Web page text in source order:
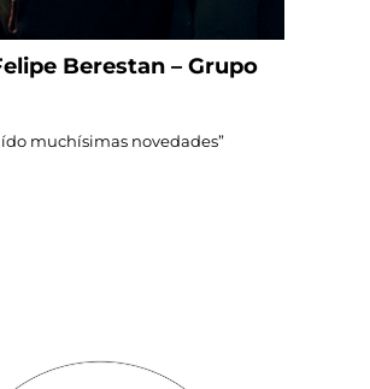
Berestan – Grupo
muchísimas novedades”